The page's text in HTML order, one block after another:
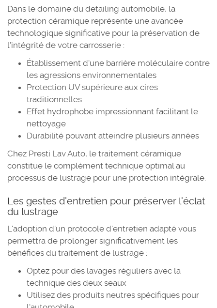
Dans le domaine du detailing automobile, la
protection céramique représente une avancée
technologique significative pour la préservation de
l'intégrité de votre carrosserie :
Établissement d'une barrière moléculaire contre
les agressions environnementales
Protection UV supérieure aux cires
traditionnelles
Effet hydrophobe impressionnant facilitant le
nettoyage
Durabilité pouvant atteindre plusieurs années
Chez Presti Lav Auto, le traitement céramique
constitue le complément technique optimal au
processus de lustrage pour une protection intégrale.
Les gestes d'entretien pour préserver l'éclat
du lustrage
L'adoption d'un protocole d'entretien adapté vous
permettra de prolonger significativement les
bénéfices du traitement de lustrage :
Optez pour des lavages réguliers avec la
technique des deux seaux
Utilisez des produits neutres spécifiques pour